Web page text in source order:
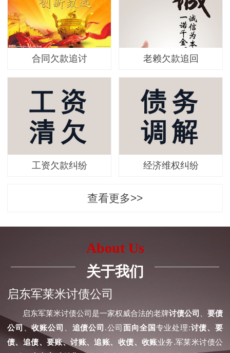
合同欠款追讨 老赖欠款追回
工资欠款纠纷 经济维权纠纷
查看更多>>
About Us
关于我们
启东军莱米讨债公司
启东军莱米讨债公司是一家权威合法的老牌讨债公司
要债
公司、收账公司 追债公司 .公司面向全国专业处理:讨债、要
债、追债、要账、讨账、追账、收债、收账业务.军莱米讨债公